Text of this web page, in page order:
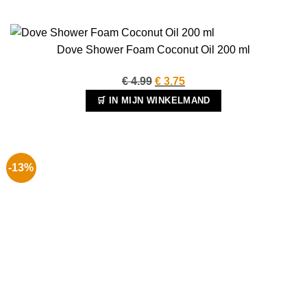
Dove Shower Foam Coconut Oil 200 ml
€4.99 Oorspronkelijke
prijs
was:
€ 3.75Huidige
prijs
is:
🛒 IN MIJN WINKELMAND
-13%